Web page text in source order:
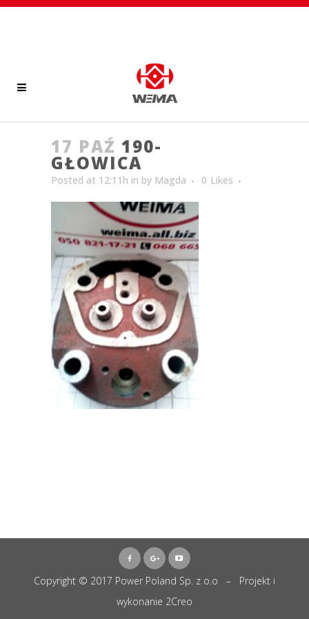
17 PAŹ 190-
GŁOWICA
Posted at 12:11h in by Magda 0 Likes
Copyright © 2017 Power Poland Sp. z o.o – Projekt i
wykonanie 2Creo